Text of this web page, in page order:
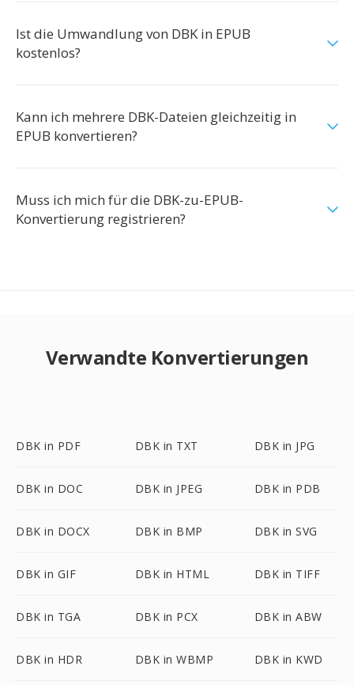
Ist die Umwandlung von DBK in EPUB
kostenlos?
Kann ich mehrere DBK-Dateien gleichzeitig in
EPUB konvertieren?
Muss ich mich für die DBK-zu-EPUB-
Konvertierung registrieren?
Verwandte Konvertierungen
DBK in PDF DBK in TXT DBK in JPG
DBK in DOC DBK in JPEG DBK in PDB
DBK in DOCX DBK in BMP DBK in SVG
DBK in GIF DBK in HTML DBK in TIFF
DBK in TGA DBK in PCX DBK in ABW
DBK in HDR DBK in WBMP DBK in KWD